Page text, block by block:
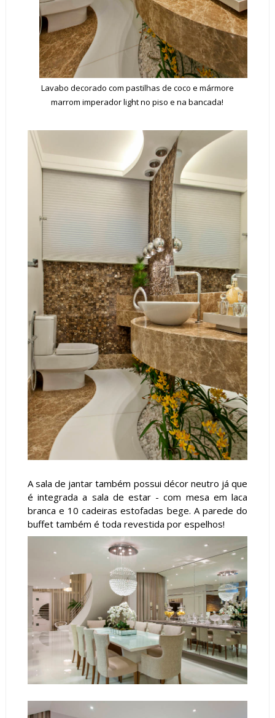
Lavabo decorado com pastilhas de coco e mármore
marrom imperador light no piso e na bancada!
A sala de jantar também possui décor neutro já que
é integrada a sala de estar - com mesa em laca
branca e 10 cadeiras estofadas bege. A parede do
buffet também é toda revestida por espelhos!